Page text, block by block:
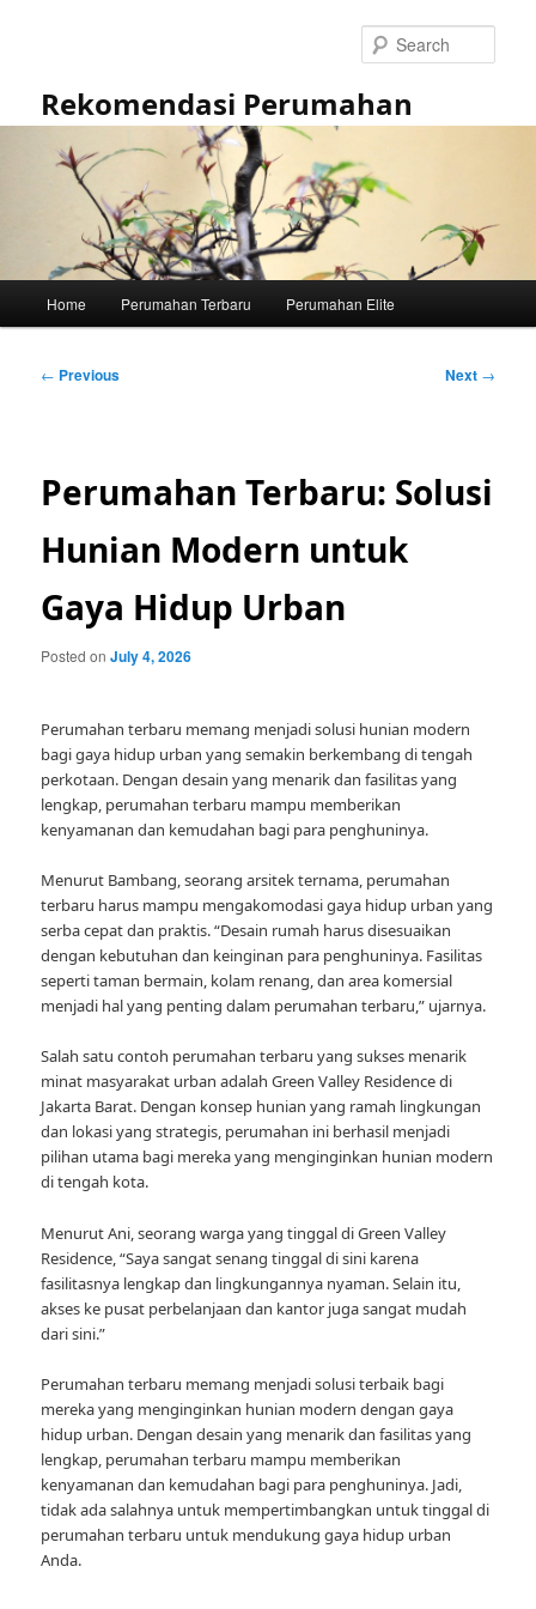
Rekomendasi Perumahan
Home Perumahan Terbaru Perumahan Elite
Post
← Previous Next →
Perumahan Terbaru: Solusi
Hunian Modern untuk
Gaya Hidup Urban
Posted onJuly 4, 2026
Perumahan terbaru memang menjadi solusi hunian modern
bagi gaya hidup urban yang semakin berkembang di tengah
perkotaan. Dengan desain yang menarik dan fasilitas yang
lengkap, perumahan terbaru mampu memberikan
kenyamanan dan kemudahan bagi para penghuninya.
Menurut Bambang, seorang arsitek ternama, perumahan
terbaru harus mampu mengakomodasi gaya hidup urban yang
serba cepat dan praktis. “Desain rumah harus disesuaikan
dengan kebutuhan dan keinginan para penghuninya. Fasilitas
seperti taman bermain, kolam renang, dan area komersial
menjadi hal yang penting dalam perumahan terbaru,” ujarnya.
Salah satu contoh perumahan terbaru yang sukses menarik
minat masyarakat urban adalah Green Valley Residence di
Jakarta Barat. Dengan konsep hunian yang ramah lingkungan
dan lokasi yang strategis, perumahan ini berhasil menjadi
pilihan utama bagi mereka yang menginginkan hunian modern
di tengah kota.
Menurut Ani, seorang warga yang tinggal di Green Valley
Residence, “Saya sangat senang tinggal di sini karena
fasilitasnya lengkap dan lingkungannya nyaman. Selain itu,
akses ke pusat perbelanjaan dan kantor juga sangat mudah
dari sini.”
Perumahan terbaru memang menjadi solusi terbaik bagi
mereka yang menginginkan hunian modern dengan gaya
hidup urban. Dengan desain yang menarik dan fasilitas yang
lengkap, perumahan terbaru mampu memberikan
kenyamanan dan kemudahan bagi para penghuninya. Jadi,
tidak ada salahnya untuk mempertimbangkan untuk tinggal di
perumahan terbaru untuk mendukung gaya hidup urban
Anda.